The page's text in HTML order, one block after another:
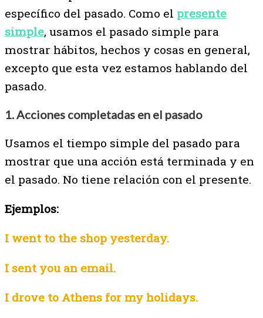
específico del pasado. Como el presente
simple, usamos el pasado simple para
mostrar hábitos, hechos y cosas en general,
excepto que esta vez estamos hablando del
pasado.
1. Acciones completadas en el pasado
Usamos el tiempo simple del pasado para
mostrar que una acción está terminada y en
el pasado. No tiene relación con el presente.
Ejemplos:
I went to the shop yesterday.
I sent you an email.
I drove to Athens for my holidays.